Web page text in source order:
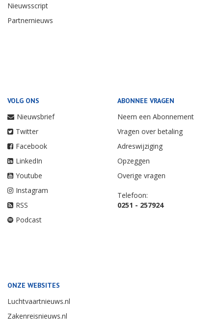
Nieuwsscript
Partnernieuws
VOLG ONS
Nieuwsbrief
Twitter
Facebook
LinkedIn
Youtube
Instagram
RSS
Podcast
ABONNEE VRAGEN
Neem een Abonnement
Vragen over betaling
Adreswijziging
Opzeggen
Overige vragen
Telefoon:
0251 - 257924
ONZE WEBSITES
Luchtvaartnieuws.nl
Zakenreisnieuws.nl